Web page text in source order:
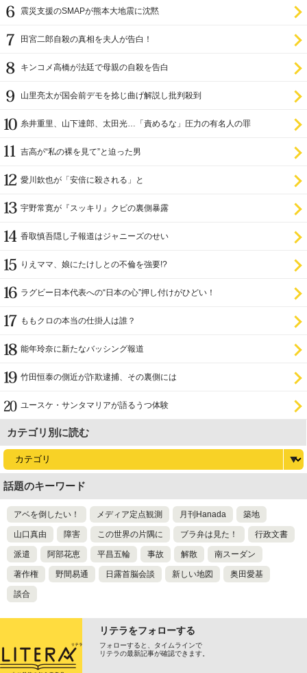
震災支援のSMAPが熊本大地震に沈黙
田宮二郎自殺の真相を夫人が告白！
キンコメ高橋が法廷で母親の自殺を告白
山里亮太が国会前デモを捻じ曲げ解説し批判殺到
糸井重里、山下達郎、太田光…「責めるな」圧力の有名人の罪
吉高が“私の裸を見て”と迫った男
愛川欽也が「安倍に殺される」と
宇野常寛が『スッキリ』クビの裏側暴露
香取慎吾隠し子報道はジャニーズのせい
りえママ、娘にたけしとの不倫を強要!?
ラグビー日本代表への“日本の心”押し付けがひどい！
ももクロの本当の仕掛人は誰？
能年玲奈に新たなバッシング報道
竹田恒泰の側近が詐欺逮捕、その裏側には
ユースケ・サンタマリアが語るうつ体験
カテゴリ別に読む
話題のキーワード
アベを倒したい！ メディア定点観測 月刊Hanada 築地
山口真由 障害 この世界の片隅に ブラ弁は見た！ 行政文書
派遣 阿部花恵 平昌五輪 事故 解散 南スーダン
著作権 野間易通 日露首脳会談 新しい地図 奥田愛基
談合
リテラをフォローする
フォローすると、タイムラインで
リテラの最新記事が確認できます。